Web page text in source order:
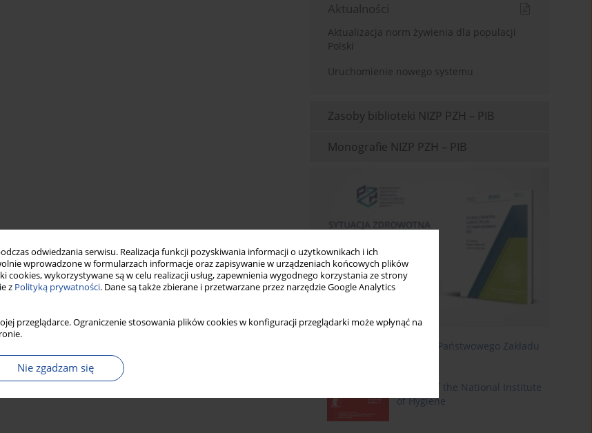
odwiedzania serwisu. Realizacja funkcji pozyskiwania informacji o użytkownikach i ich
wprowadzone w formularzach informacje oraz zapisywanie w urządzeniach końcowych plików
cookies, wykorzystywane są w celu realizacji usług, zapewnienia wygodnego korzystania ze strony
z Polityką prywatności. Dane są także zbierane i przetwarzane przez narzędzie Google Analytics
przeglądarce. Ograniczenie stosowania plików cookies w konfiguracji przeglądarki może wpłynąć na
Nie zgadzam się
Aktualności
Aktualizacja norm żywienia dla populacji
Polski
Uruchomienie nowego systemu
Zasoby biblioteki NIZP PZH – PIB
Monografie NIZP PZH – PIB
Roczniki Państwowego Zakładu
Annals of the National Institute
of Hygiene